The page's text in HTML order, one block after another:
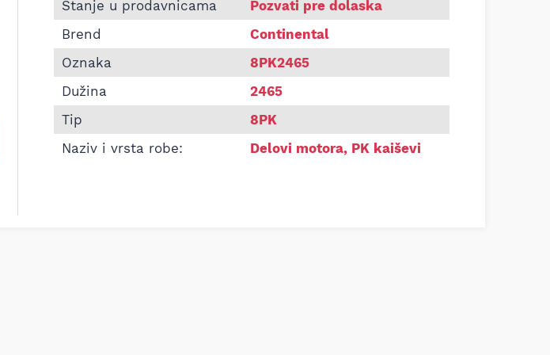
Stanje u prodavnicama
Pozvati pre dolaska
Brend
Continental
Oznaka
8PK2465
Dužina
2465
Tip
8PK
Naziv i vrsta robe:
Delovi motora, PK kaiševi